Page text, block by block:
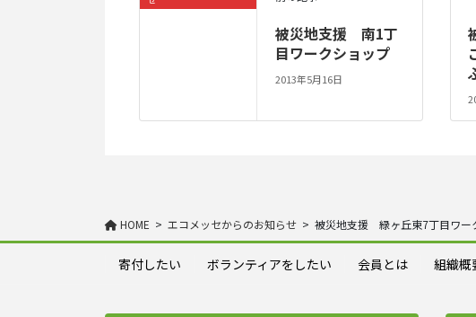
被災地支援 南1丁
目ワークショップ
2013年5月16日
HOME エコメッセからのお知らせ 被災地支援 緑ヶ丘東7丁目ワー
寄付したい ボランティアをしたい 会員とは 組織概